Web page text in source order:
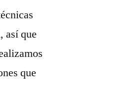
así que
que